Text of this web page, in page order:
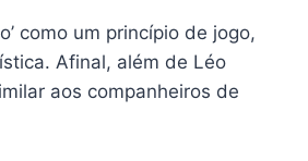
como um princípio de jogo,
Afinal, além de Léo
aos companheiros de